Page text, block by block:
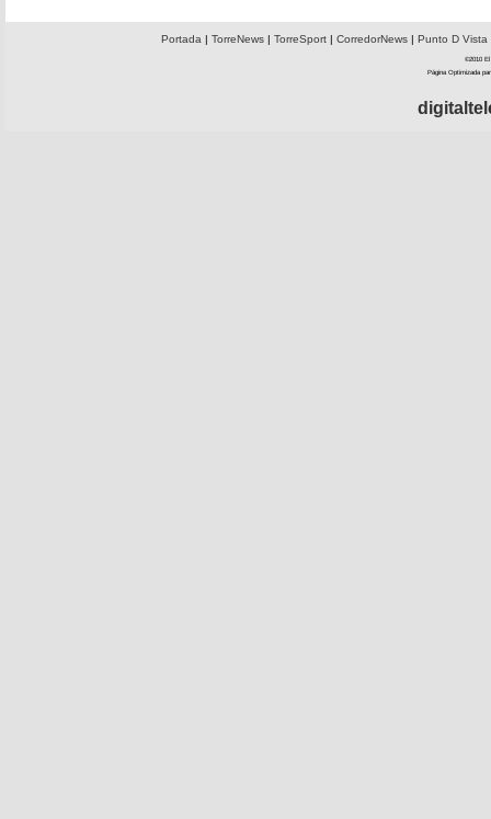
Portada | TorreNews| TorreSport| CorredorNews| Punto D Vista
©2010 El
Página Optimizada